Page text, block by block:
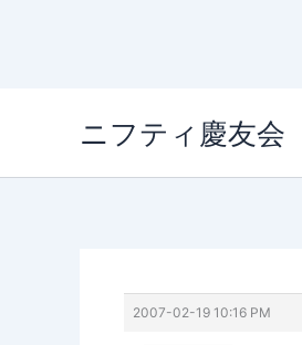
ニフティ慶友会
2007-02-19 10:16 PM